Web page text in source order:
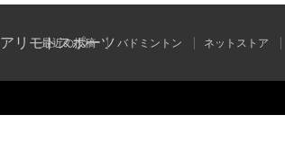
アリモトスポーツ
最近の投稿 バドミントン ネットストア